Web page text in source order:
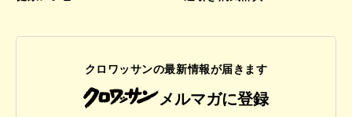
クロワッサンの最新情報が届きます
メルマガに登録